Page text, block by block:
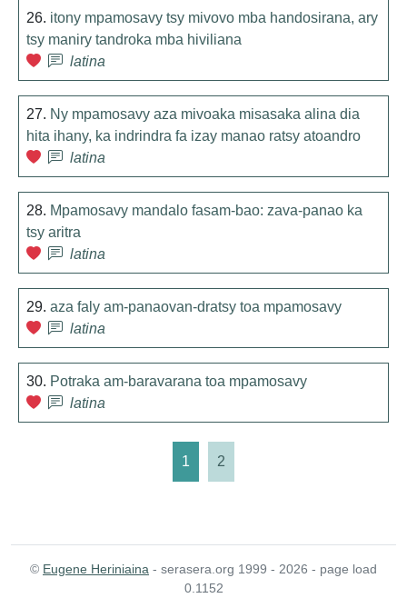
26. itony mpamosavy tsy mivovo mba handosirana, ary
tsy maniry tandroka mba hiviliana
latina
27. Ny mpamosavy aza mivoaka misasaka alina dia
hita ihany, ka indrindra fa izay manao ratsy atoandro
latina
28. Mpamosavy mandalo fasam-bao: zava-panao ka
tsy aritra
latina
29. aza faly am-panaovan-dratsy toa mpamosavy
latina
30. Potraka am-baravarana toa mpamosavy
latina
1 2
© Eugene Heriniaina - serasera.org 1999 - 2026 - page load
0.1152